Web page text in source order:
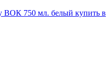
ВОК 750 мл. белый купить в